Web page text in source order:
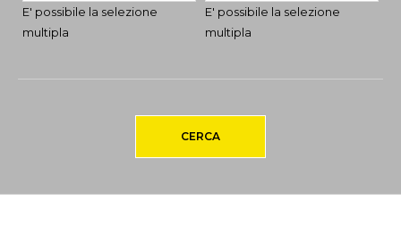
E' possibile la selezione
multipla
E' possibile la selezione
multipla
CERCA